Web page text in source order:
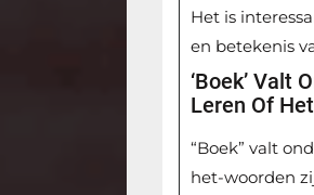
Het is
en betekenis
‘Boek’ Valt
Leren Of
“Boek” valt
het-woorden